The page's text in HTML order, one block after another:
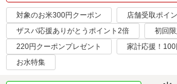
対象のお米300円クーポン 店舗受取ポイ
ザスパ応援ありがとうポイント2倍
初回
220円クーポンプレゼント
家計応援！
お水特集